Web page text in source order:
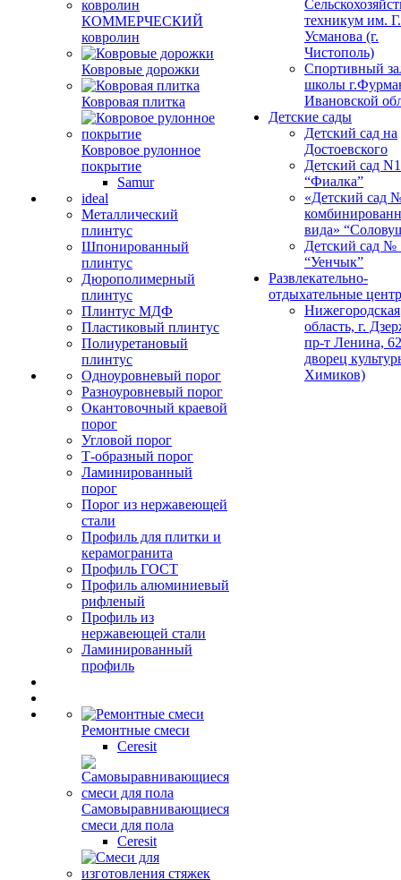
КОММЕРЧЕСКИЙ
ковролин
Ковровые дорожки
Ковровая плитка
Ковровое рулонное
покрытие
Samur
ideal
Металлический
плинтус
Шпонированный
плинтус
Дюрополимерный
плинтус
Плинтус МДФ
Пластиковый плинтус
Полиуретановый
плинтус
Одноуровневый порог
Разноуровневый порог
Окантовочный краевой
порог
Угловой порог
Т-образный порог
Ламинированный
порог
Порог из нержавеющей
стали
Профиль для плитки и
керамогранита
Профиль ГОСТ
Профиль алюминиевый
рифленый
Профиль из
нержавеющей стали
Ламинированный
профиль
Ремонтные смеси
Ceresit
Самовыравнивающиеся
смеси для пола
Ceresit
техникум им.
Усманова (г.
Чистополь)
Спортивный
школы
Ивановской
Детские сады
Детский сад на
Достоевского
Детский сад
“Фиалка”
«Детский сад
вида»
Детский сад №
“Уенчык”
Развлекательно-
отдыхательные
Нижегородская
область, г.
пр-т Ленина,
дворец
Химиков)